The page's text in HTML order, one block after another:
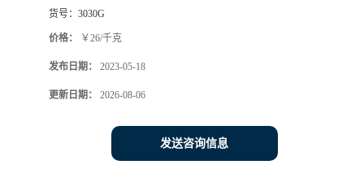
货号： 3030G
价格： ￥26/千克
发布日期： 2023-05-18
更新日期： 2026-08-06
发送咨询信息